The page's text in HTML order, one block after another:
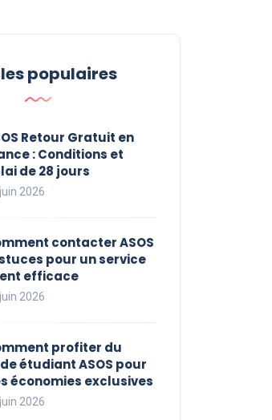
populaires
Retour Gratuit en
: Conditions et
de 28 jours
2026
contacter ASOS
pour un service
efficace
2026
profiter du
étudiant ASOS pour
économies exclusives
2026